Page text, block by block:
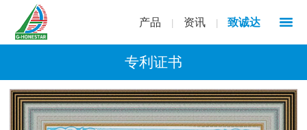
产品 资讯 致诚达
专利证书